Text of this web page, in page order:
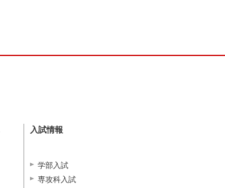
入試情報
学部入試
専攻科入試